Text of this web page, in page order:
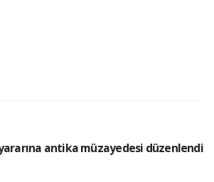
antika müzayedesi düzenlendi